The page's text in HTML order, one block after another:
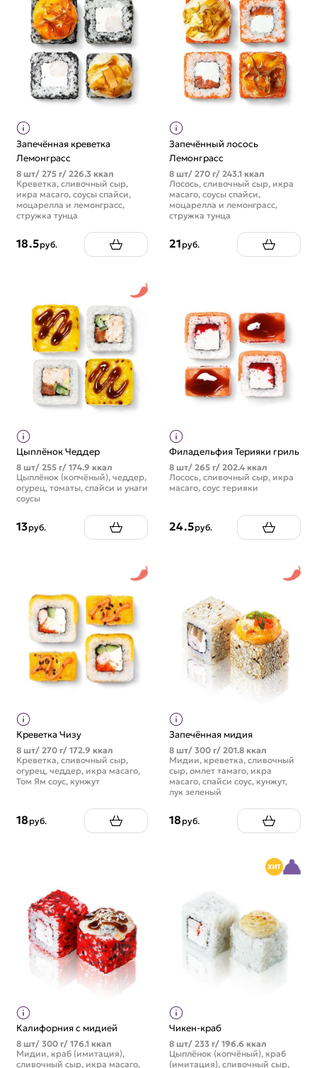
Запечённая креветка
Лемонграсс
8 шт/ 275 г/ 226.3 ккал
Креветка, сливочный сыр,
икра масаго, соусы спайси,
моцарелла и лемонграсс,
стружка тунца
18.5руб.
Запечённый лосось
Лемонграсс
8 шт/ 270 г/ 243.1 ккал
Лосось, сливочный сыр, икра
масаго, соусы спайси,
моцарелла и лемонграсс,
стружка тунца
21 руб.
Цыплёнок Чеддер
8 шт/ 255 г/ 174.9 ккал
Цыплёнок (копчёный), чеддер,
огурец, томаты, спайси и унаги
соусы
13руб.
Филадельфия Терияки гриль
8 шт/ 265 г/ 202.4 ккал
Лосось, сливочный сыр, икра
масаго, соус терияки
24.5руб.
Креветка Чизу
8 шт/ 270 г/ 172.9 ккал
Креветка, сливочный сыр,
огурец, чеддер, икра масаго,
Том Ям соус, кунжут
18 руб.
Запечённая мидия
8 шт/ 300 г/ 201.8 ккал
Мидии, креветка, сливочный
сыр, омлет тамаго, икра
масаго, спайси соус, кунжут,
лук зеленый
18 руб.
Калифорния с мидией
8 шт/ 300 г/ 176.1 ккал
Мидии, краб (имитация),
сливочный сыр, икра масаго,
Чикен-краб
8 шт/ 233 г/ 196.6 ккал
Цыплёнок (копчёный), краб
(имитация), сливочный сыр,